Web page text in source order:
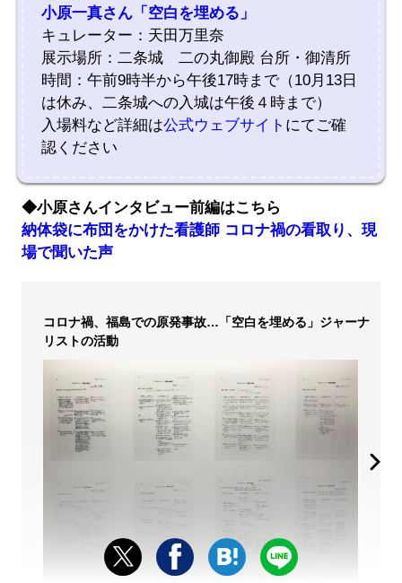
小原一真さん「空白を埋める」
キュレーター：天田万里奈
展示場所：二条城 二の丸御殿 台所・御清所
時間：午前9時半から午後17時まで（10月13日
は休み、二条城への入城は午後４時まで）
入場料など詳細は公式ウェブサイト にてご確
認ください
◆小原さんインタビュー前編はこちら
納体袋に布団をかけた看護師 コロナ禍の看取り、現
場で聞いた声
コロナ禍、福島での原発事故…「空白を埋める」ジャーナ
リストの活動